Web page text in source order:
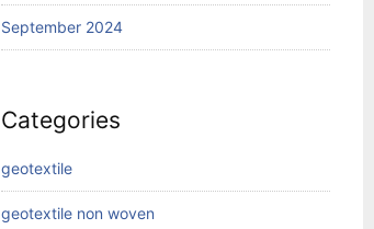
September 2024
Categories
geotextile
geotextile non woven